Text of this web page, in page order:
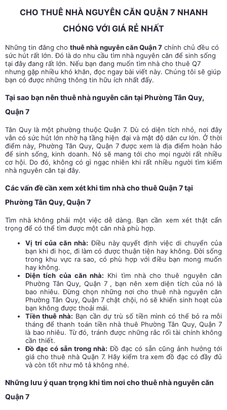
CHO THUÊ NHÀ NGUYÊN CĂN QUẬN 7 NHANH
CHÓNG VỚI GIÁ RẺ NHẤT
Những tin đăng cho thuê nhà nguyên căn Quận 7 chính chủ đều có
sức hút rất lớn. Đó là do nhu cầu tìm nhà nguyên căn để sinh sống
tại đây đang rất lớn. Nếu bạn đang muốn tìm nhà cho thuê Q7
nhưng gặp nhiều khó khăn, đọc ngay bài viết này. Chúng tôi sẽ giúp
bạn có được những thông tin hữu ích nhất đấy.
Tại sao bạn nên thuê nhà nguyên căn tại Phường Tân Quy,
Quận 7
Tân Quy là một phường thuộc Quận 7. Dù có diện tích nhỏ, nơi đây
vẫn có sức hút lớn nhờ hạ tầng hiện đại và mật độ dân cư lớn. Ở thời
điểm này, Phường Tân Quy, Quận 7 được xem là địa điểm hoàn hảo
để sinh sống, kinh doanh. Nó sẽ mang tới cho mọi người rất nhiều
cơ hội. Do đó, không có gì ngạc nhiên khi rất nhiều người tìm kiếm
nhà nguyên căn tại đây.
Các vấn đề cần xem xét khi tìm nhà cho thuê Quận 7 tại
Phường Tân Quy, Quận 7
Tìm nhà không phải một việc dễ dàng. Bạn cần xem xét thật cẩn
trọng để có thể tìm được một căn nhà phù hợp.
Vị trí của căn nhà: Điều này quyết định việc di chuyển của
bạn khi đi học, đi làm có được thuận tiện hay không. Đời sống
trong khu vực ra sao, có phù hợp với điều bạn mong muốn
hay không.
Diện tích của căn nhà: Khi tìm nhà cho thuê nguyên căn
Phường Tân Quy, Quận 7 , bạn nên xem diện tích của nó là
bao nhiêu. Đừng chọn những nơi cho thuê nhà nguyên căn
Phường Tân Quy, Quận 7 chật chội, nó sẽ khiến sinh hoạt của
bạn không được thoải mái.
Tiền thuê nhà: Bạn cần dự trù số tiền mình có thể bỏ ra mỗi
tháng để thanh toán tiền nhà thuê Phường Tân Quy, Quận 7
là bao nhiêu. Từ đó, tránh được những rắc rối tài chính không
cần thiết.
Đồ đạc có sẵn trong nhà: Đồ đạc có sẵn cũng ảnh hưởng tới
giá cho thuê nhà Quận 7. Hãy kiểm tra xem đồ đạc có đầy đủ
và còn tốt như mô tả không nhé.
Những lưu ý quan trọng khi tìm nơi cho thuê nhà nguyên căn
Quận 7